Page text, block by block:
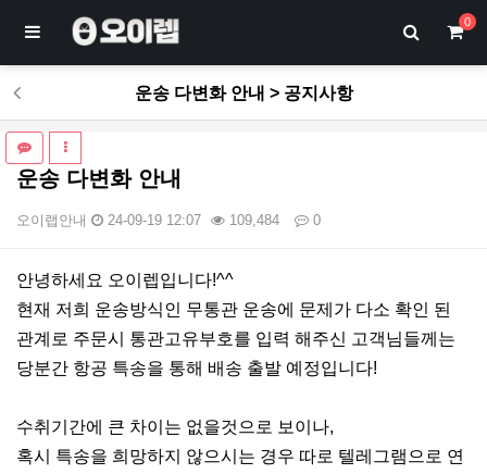
0
운송 다변화 안내 > 공지사항
운송 다변화 안내
오이랩안내 24-09-19 12:07 109,484 0
본문
안녕하세요 오이렙입니다!^^
현재 저희 운송방식인 무통관 운송에 문제가 다소 확인 된
관계로 주문시 통관고유부호를 입력 해주신 고객님들께는
당분간 항공 특송을 통해 배송 출발 예정입니다!
수취기간에 큰 차이는 없을것으로 보이나,
혹시 특송을 희망하지 않으시는 경우 따로 텔레그램으로 연